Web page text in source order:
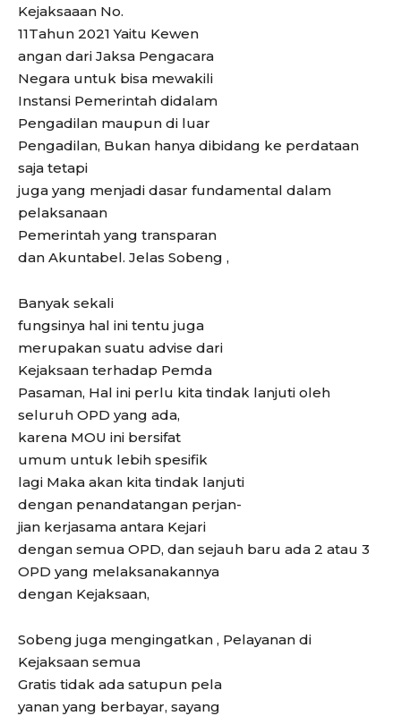
Kejaksaaan No.
11Tahun 2021 Yaitu Kewen
angan dari Jaksa Pengacara
Negara untuk bisa mewakili
Instansi Pemerintah didalam
Pengadilan maupun di luar
Pengadilan, Bukan hanya dibidang ke perdataan
saja tetapi
juga yang menjadi dasar fundamental dalam
pelaksanaan
Pemerintah yang transparan
dan Akuntabel. Jelas Sobeng ,
Banyak sekali
fungsinya hal ini tentu juga
merupakan suatu advise dari
Kejaksaan terhadap Pemda
Pasaman, Hal ini perlu kita tindak lanjuti oleh
seluruh OPD yang ada,
karena MOU ini bersifat
umum untuk lebih spesifik
lagi Maka akan kita tindak lanjuti
dengan penandatangan perjan-
jian kerjasama antara Kejari
dengan semua OPD, dan sejauh baru ada 2 atau 3
OPD yang melaksanakannya
dengan Kejaksaan,
Sobeng juga mengingatkan , Pelayanan di
Kejaksaan semua
Gratis tidak ada satupun pela
yanan yang berbayar, sayang